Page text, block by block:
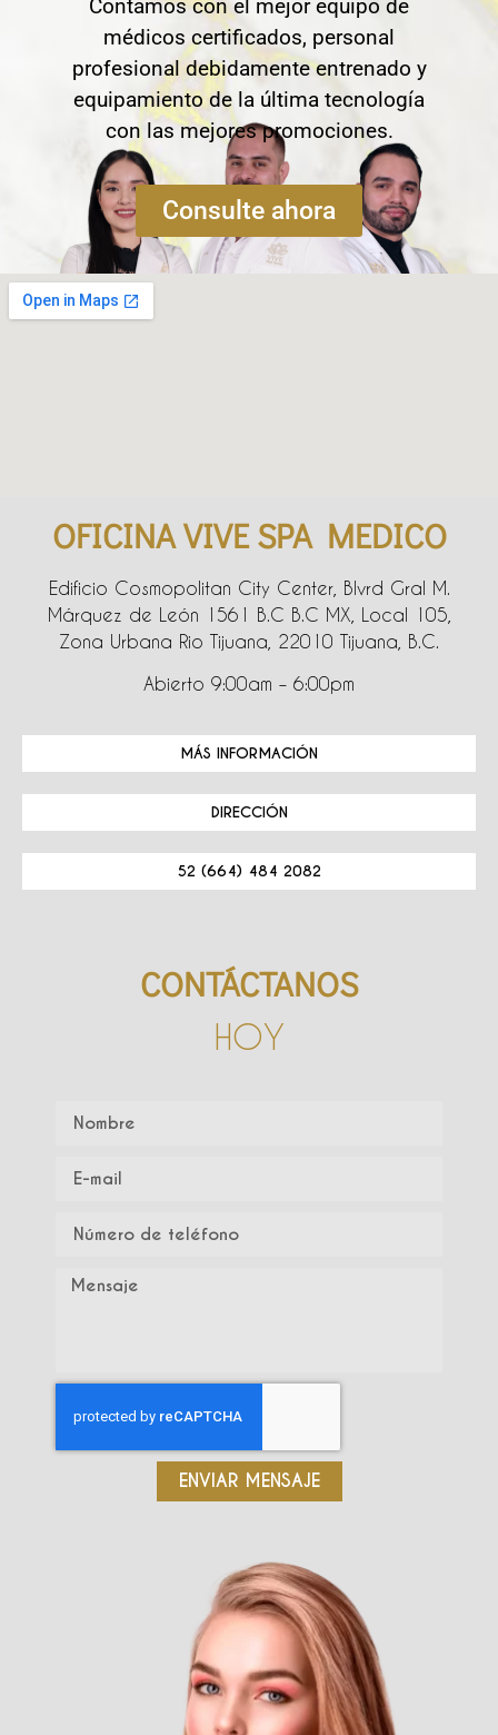
Contamos con el mejor equipo de
médicos certificados, personal
profesional debidamente entrenado y
equipamiento de la última tecnología
con las mejores promociones.
Consulte ahora
OFICINA VIVE SPA MEDICO
Edificio Cosmopolitan City Center, Blvrd Gral M.
Márquez de León 1561 B.C B.C MX, Local 105,
Zona Urbana Rio Tijuana, 22010 Tijuana, B.C.
Abierto 9:00am – 6:00pm
MÁS INFORMACIÓN
DIRECCIÓN
52 (664) 484 2082
CONTÁCTANOS
HOY
ENVIAR MENSAJE